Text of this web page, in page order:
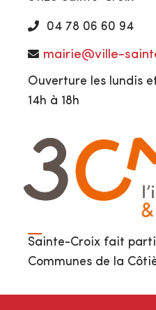
04 78 06 60 94
mairie@ville-
Ouverture les lundis
14h à 18h
Sainte-Croix fait
Communes de la